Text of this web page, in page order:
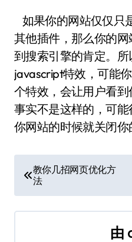
如果你的网站仅仅只
其他插件，那么你的
到搜索引擎的肯定。
javascript特效，可能
个特效，会让用户看
事实不是这样的，可
你网站的时候就关闭你
文
章
导
教你几招网页优化方
法
由